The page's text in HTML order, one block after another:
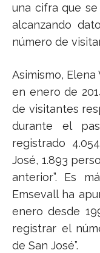
una cifra que
alcanzando
número de
Asimismo,
en enero de
de visitantes
durante el
registrado
José, 1.893
anterior”. Es
Emsevall ha
enero desde
registrar el
de San José”.